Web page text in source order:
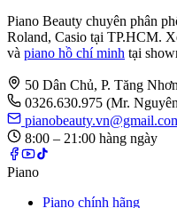
Piano Beauty chuyên phân
Roland, Casio tại TP.HCM.
và piano hồ chí minh tại
50 Dân Chủ, P. Tăng
0326.630.975 (Mr.
8:00 – 21:00 hàng ngày
Piano
Piano chính hãng